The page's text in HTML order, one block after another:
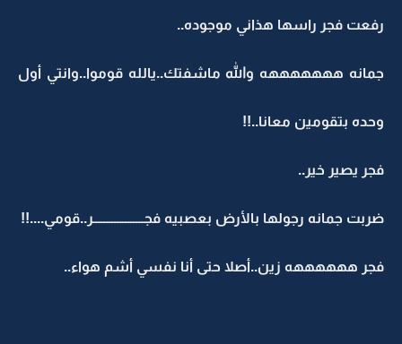
رفعت فجر راسها هذاني موجوده..
جمانه هههههههه والله ماشفتك..يالله قوموا..وانتي أول
وحده بتقومين معانا..!!
فجر يصير خير..
ضربت جمانه رجولها بالأرض بعصبيه فجـــــــــــــــــــر..قومي....!!
فجر ههههههه زين..أصلا حتى أنا نفسي أشم هواء..